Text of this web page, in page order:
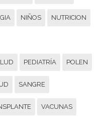
NIÑOS NUTRICION
PEDIATRÍA POLEN
SANGRE
VACUNAS